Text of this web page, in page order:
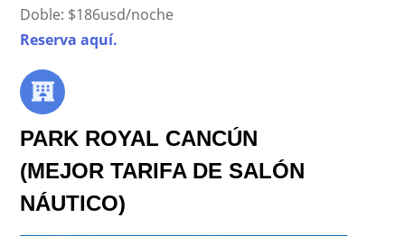
Doble: $186usd/noche
Reserva aquí.
PARK ROYAL CANCÚN
(MEJOR TARIFA DE SALÓN
NÁUTICO)